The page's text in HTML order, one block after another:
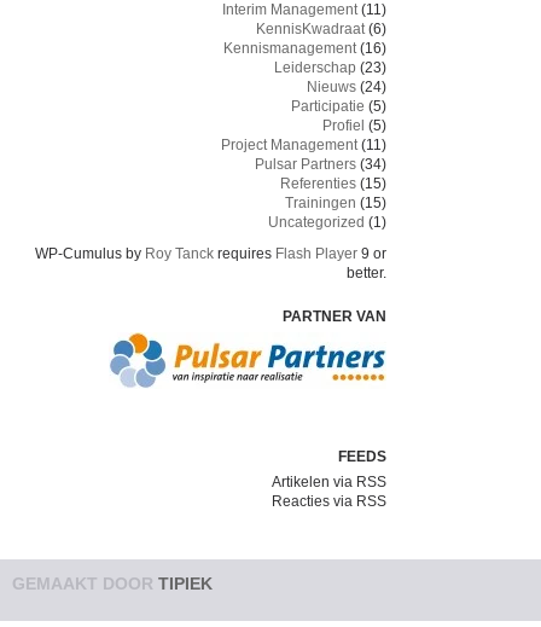
Interim Management(11)
KennisKwadraat(6)
Kennismanagement(16)
Leiderschap (23)
Nieuws (24)
Participatie (5)
Profiel (5)
Project Management(11)
Pulsar Partners (34)
Referenties (15)
Trainingen (15)
Uncategorized (1)
WP-Cumulus by Roy Tanck requires Flash Player 9 or
better.
PARTNER VAN
FEEDS
Artikelen via RSS
Reacties via RSS
GEMAAKT DOOR TIPIEK